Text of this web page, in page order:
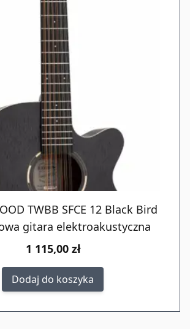
TWBB SFCE 12 Black Bird
gitara elektroakustyczna
1 115,00 zł
Dodaj do koszyka